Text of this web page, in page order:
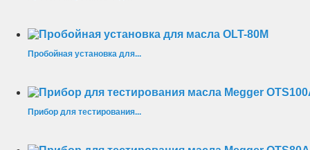
Пробойная установка для...
Прибор для тестирования...